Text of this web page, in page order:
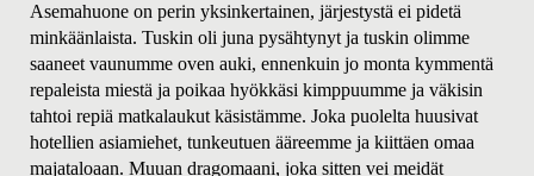
Asemahuone on perin yksinkertainen, järjestystä ei pidetä
minkäänlaista. Tuskin oli juna pysähtynyt ja tuskin olimme
saaneet vaunumme oven auki, ennenkuin jo monta kymmentä
repaleista miestä ja poikaa hyökkäsi kimppuumme ja väkisin
tahtoi repiä matkalaukut käsistämme. Joka puolelta huusivat
hotellien asiamiehet, tunkeutuen ääreemme ja kiittäen omaa
majataloaan. Muuan dragomaani, joka sitten vei meidät